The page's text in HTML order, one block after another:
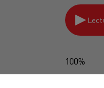
100%